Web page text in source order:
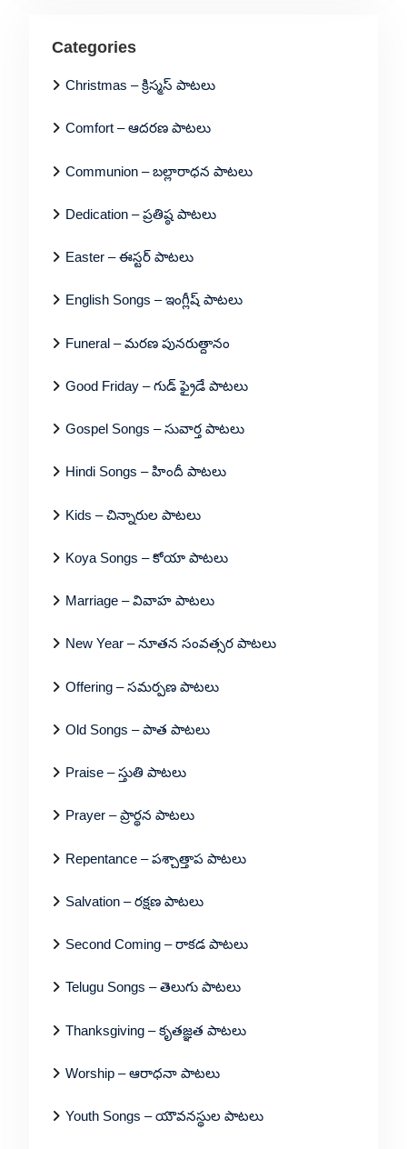
Categories
Christmas – క్రిస్మస్ పాటలు
Comfort – ఆదరణ పాటలు
Communion – బల్లారాధన పాటలు
Dedication – ప్రతిష్ఠ పాటలు
Easter – ఈస్టర్ పాటలు
English Songs – ఇంగ్లీష్ పాటలు
Funeral – మరణ పునరుత్దానం
Good Friday – గుడ్ ఫ్రైడే పాటలు
Gospel Songs – సువార్త పాటలు
Hindi Songs – హిందీ పాటలు
Kids – చిన్నారుల పాటలు
Koya Songs – కోయా పాటలు
Marriage – వివాహ పాటలు
New Year – నూతన సంవత్సర పాటలు
Offering – సమర్పణ పాటలు
Old Songs – పాత పాటలు
Praise – స్తుతి పాటలు
Prayer – ప్రార్థన పాటలు
Repentance – పశ్చాత్తాప పాటలు
Salvation – రక్షణ పాటలు
Second Coming – రాకడ పాటలు
Telugu Songs – తెలుగు పాటలు
Thanksgiving – కృతజ్ఞత పాటలు
Worship – ఆరాధనా పాటలు
Youth Songs – యౌవనస్థుల పాటలు